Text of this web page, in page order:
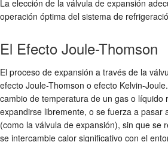
La elección de la válvula de expansión
operación óptima del sistema de
El Efecto Joule-Thomson
El proceso de expansión a través de la
efecto Joule-Thomson o efecto Kelvin-
cambio de temperatura de un gas o líquido
expandirse libremente, o se fuerza a pasar
(como la válvula de expansión), sin que se
se intercambie calor significativo con el